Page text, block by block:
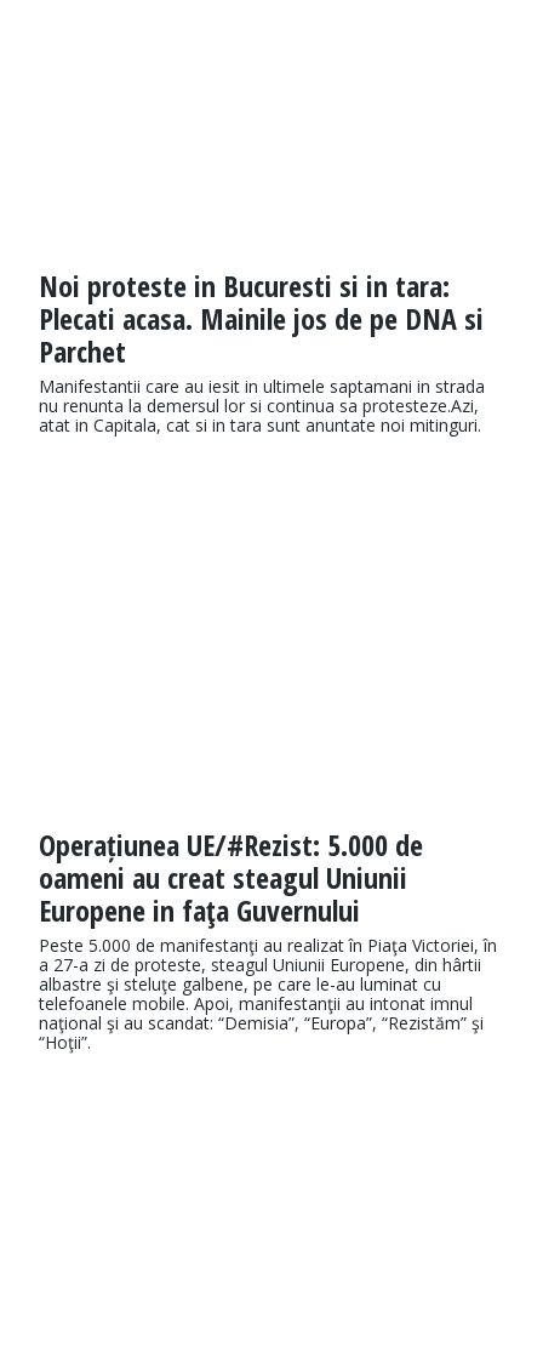
Noi proteste in Bucuresti si in tara:
Plecati acasa. Mainile jos de pe DNA si
Parchet
Manifestantii care au iesit in ultimele saptamani in strada
nu renunta la demersul lor si continua sa protesteze.Azi,
atat in Capitala, cat si in tara sunt anuntate noi mitinguri.
Operațiunea UE/#Rezist: 5.000 de
oameni au creat steagul Uniunii
Europene in faţa Guvernului
Peste 5.000 de manifestanţi au realizat în Piaţa Victoriei, în
a 27-a zi de proteste, steagul Uniunii Europene, din hârtii
albastre şi steluţe galbene, pe care le-au luminat cu
telefoanele mobile. Apoi, manifestanţii au intonat imnul
naţional şi au scandat: “Demisia”, “Europa”, “Rezistăm” şi
“Hoţii”.